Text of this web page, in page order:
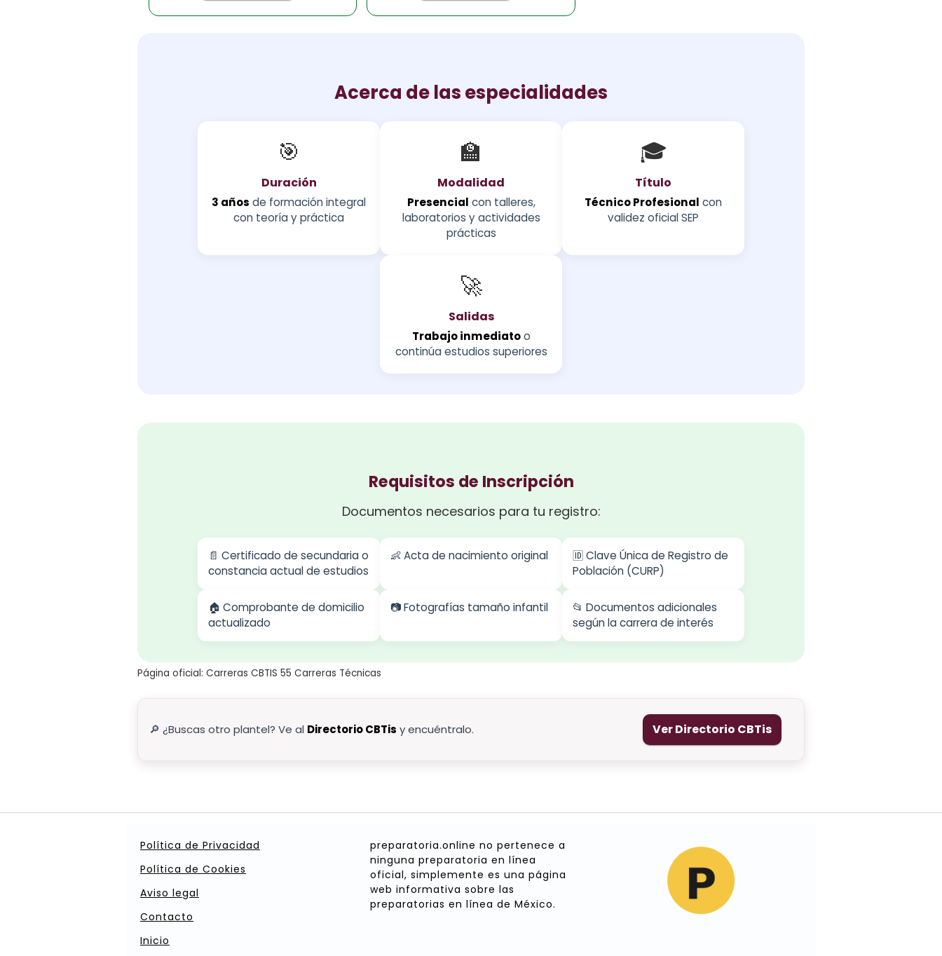
Acerca de las especialidades
🎯
Duración
3 años de formación integral
con teoría y práctica
🏫
Modalidad
Presencial con talleres,
laboratorios y actividades
prácticas
🎓
Título
Técnico Profesional con
validez oficial SEP
🚀
Salidas
Trabajo inmediatoo
continúa estudios superiores
Requisitos de Inscripción
Documentos necesarios para tu registro:
📄 Certificado de secundaria o
constancia actual de estudios
👶 Acta de nacimiento original
🆔 Clave Única de Registro de
Población (CURP)
🏠 Comprobante de domicilio
actualizado
📷 Fotografías tamaño infantil
📂 Documentos adicionales
según la carrera de interés
Página oficial: Carreras CBTIS 55 Carreras Técnicas
🔎 ¿Buscas otro plantel? Ve al Directorio CBTis y encuéntralo. Ver Directorio CBTis
Política de Privacidad
Política de Cookies
Aviso legal
Contacto
Inicio
preparatoria.online no pertenece a
ninguna preparatoria en línea
oficial, simplemente es una página
web informativa sobre las
preparatorias en línea de México.